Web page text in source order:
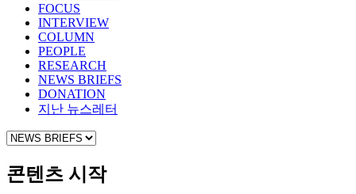
FOCUS
INTERVIEW
COLUMN
PEOPLE
RESEARCH
NEWS BRIEFS
DONATION
지난 뉴스레터
콘텐츠 시작